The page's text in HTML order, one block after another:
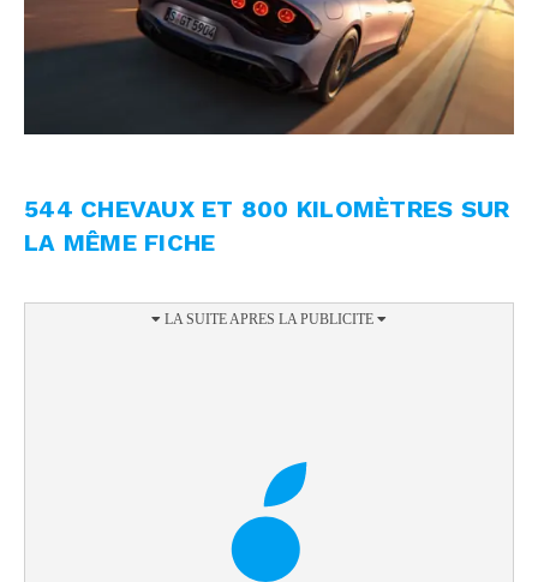
544 CHEVAUX ET 800 KILOMÈTRES SUR
LA MÊME FICHE